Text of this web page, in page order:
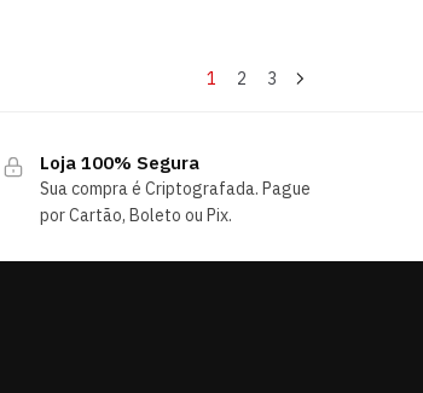
1 2 3
Loja 100% Segura
Sua compra é Criptografada. Pague
por Cartão, Boleto ou Pix.